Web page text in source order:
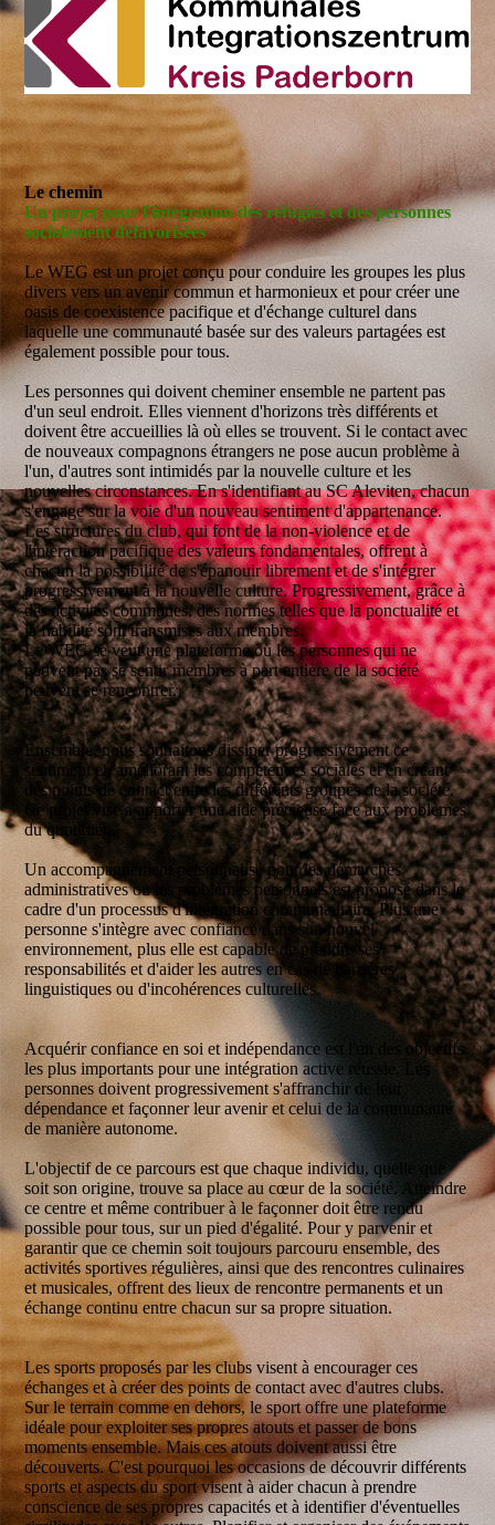
Le chemin
Un projet pour l'intégration des réfugiés et des personnes
socialement défavorisées
Le WEG est un projet conçu pour conduire les groupes les plus
divers vers un avenir commun et harmonieux et pour créer une
oasis de coexistence pacifique et d'échange culturel dans
laquelle une communauté basée sur des valeurs partagées est
également possible pour tous.
Les personnes qui doivent cheminer ensemble ne partent pas
d'un seul endroit. Elles viennent d'horizons très différents et
doivent être accueillies là où elles se trouvent. Si le contact avec
de nouveaux compagnons étrangers ne pose aucun problème à
l'un, d'autres sont intimidés par la nouvelle culture et les
nouvelles circonstances. En s'identifiant au SC Aleviten, chacun
s'engage sur la voie d'un nouveau sentiment d'appartenance.
Les structures du club, qui font de la non-violence et de
l'interaction pacifique des valeurs fondamentales, offrent à
chacun la possibilité de s'épanouir librement et de s'intégrer
progressivement à la nouvelle culture. Progressivement, grâce à
des activités communes, des normes telles que la ponctualité et
la fiabilité sont transmises aux membres.
Le WEG se veut une plateforme où les personnes qui ne
peuvent pas se sentir membres à part entière de la société
peuvent se rencontrer.
Ensemble, nous souhaitons dissiper progressivement ce
sentiment en améliorant les compétences sociales et en créant
des points de contact entre les différents groupes de la société.
Ce projet vise à apporter une aide précieuse face aux problèmes
du quotidien.
Un accompagnement personnalisé pour les démarches
administratives ou les problèmes personnels est proposé dans le
cadre d'un processus d'intégration communautaire. Plus une
personne s'intègre avec confiance dans son nouvel
environnement, plus elle est capable de prendre ses
responsabilités et d'aider les autres en cas de barrières
linguistiques ou d'incohérences culturelles.
Acquérir confiance en soi et indépendance est l'un des objectifs
les plus importants pour une intégration active réussie. Les
personnes doivent progressivement s'affranchir de leur
dépendance et façonner leur avenir et celui de la communauté
de manière autonome.
L'objectif de ce parcours est que chaque individu, quelle que
soit son origine, trouve sa place au cœur de la société. Atteindre
ce centre et même contribuer à le façonner doit être rendu
possible pour tous, sur un pied d'égalité. Pour y parvenir et
garantir que ce chemin soit toujours parcouru ensemble, des
activités sportives régulières, ainsi que des rencontres culinaires
et musicales, offrent des lieux de rencontre permanents et un
échange continu entre chacun sur sa propre situation.
Les sports proposés par les clubs visent à encourager ces
échanges et à créer des points de contact avec d'autres clubs.
Sur le terrain comme en dehors, le sport offre une plateforme
idéale pour exploiter ses propres atouts et passer de bons
moments ensemble. Mais ces atouts doivent aussi être
découverts. C'est pourquoi les occasions de découvrir différents
sports et aspects du sport visent à aider chacun à prendre
conscience de ses propres capacités et à identifier d'éventuelles